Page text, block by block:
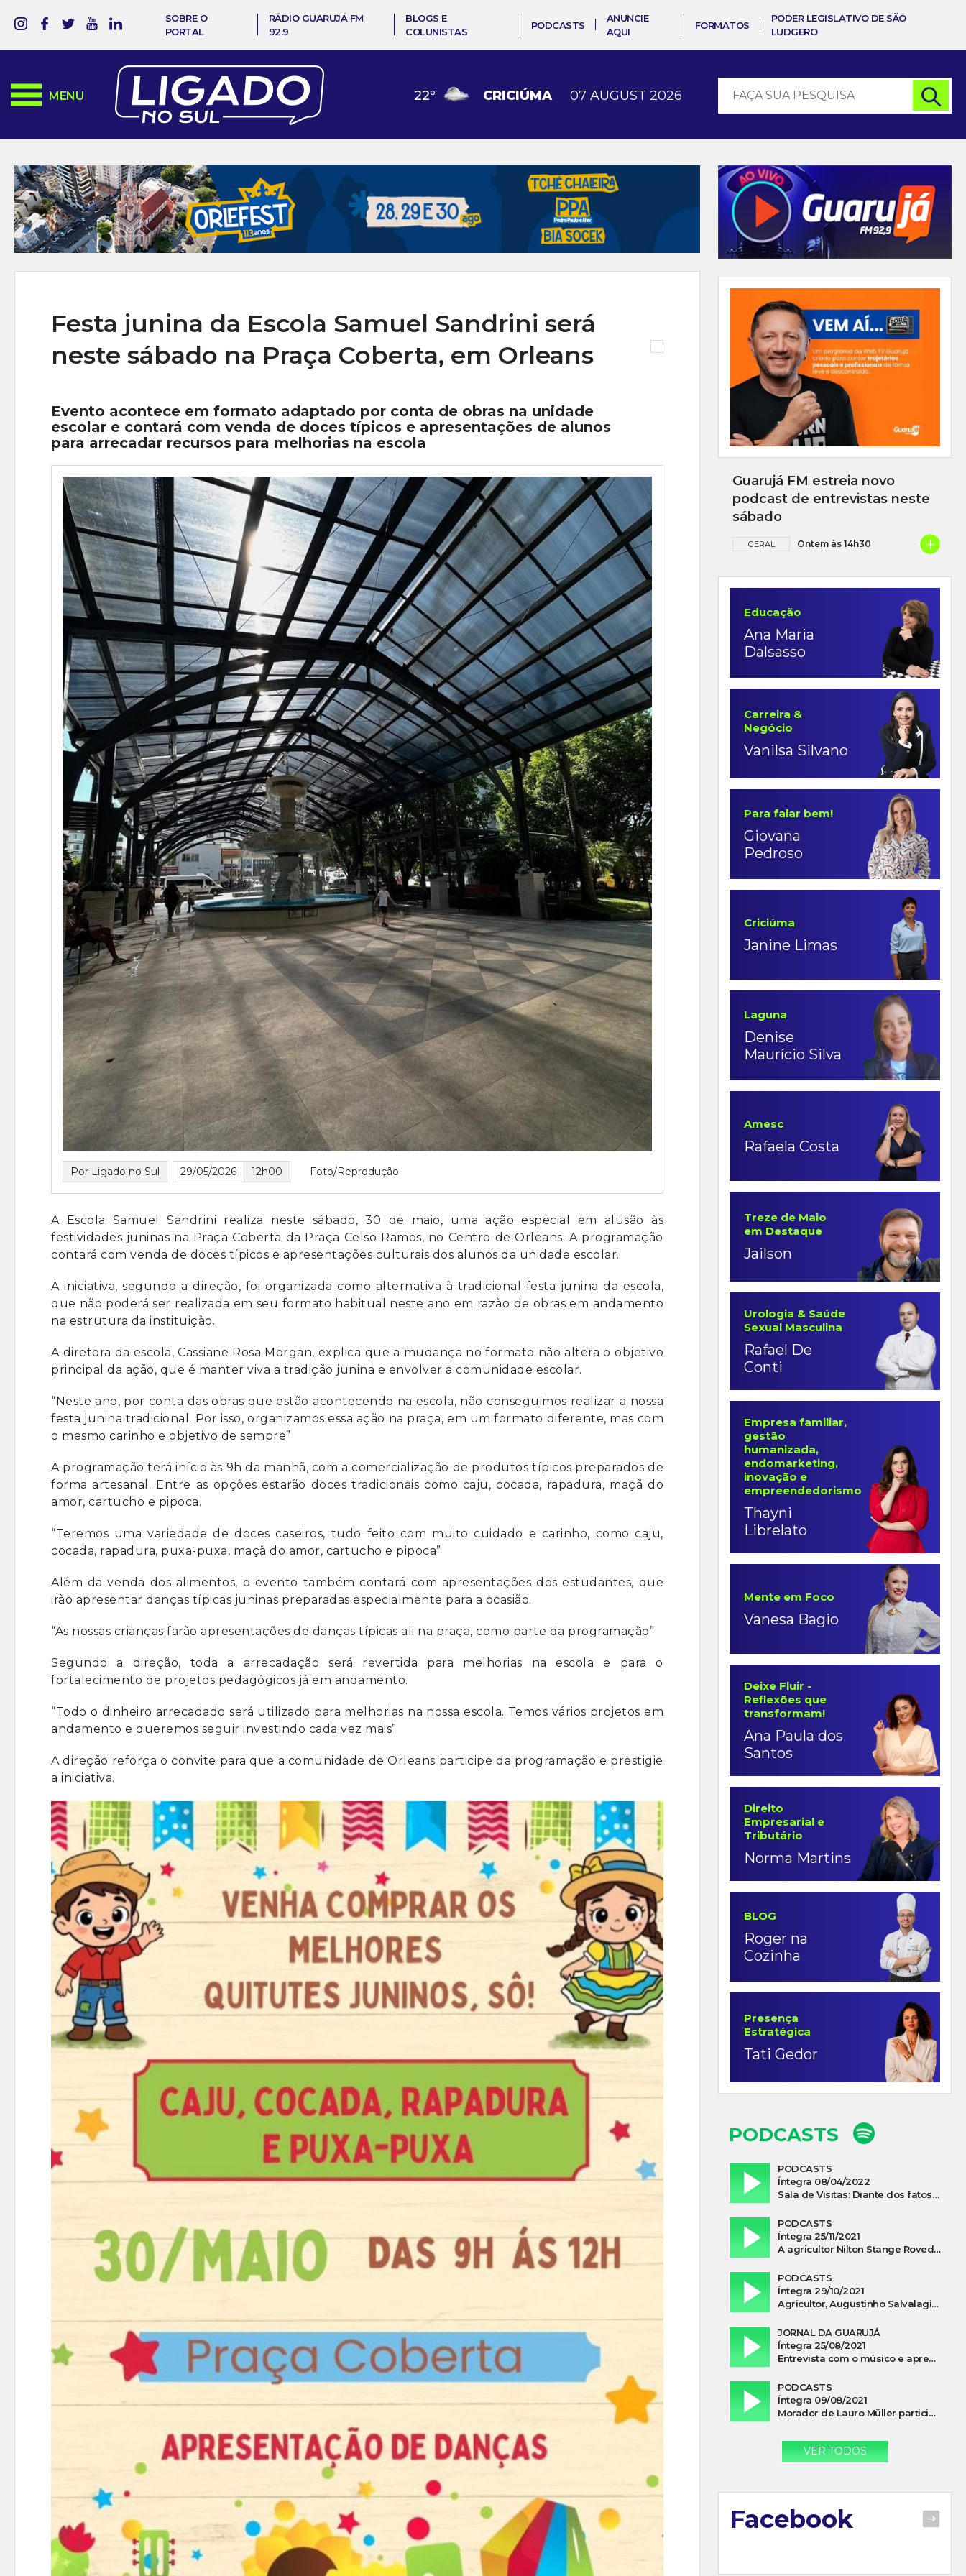
SOBRE O
PORTAL
RÁDIO GUARUJÁ FM
92.9
BLOGS E
COLUNISTAS
PODCASTS
ANUNCIE
AQUI
FORMATOS
PODER LEGISLATIVO DE SÃO
LUDGERO
MENU 22º CRICIÚMA 07 AUGUST 2026
Festa junina da Escola Samuel Sandrini será
neste sábado na Praça Coberta, em Orleans
Evento acontece em formato adaptado por conta de obras na unidade
escolar e contará com venda de doces típicos e apresentações de alunos
para arrecadar recursos para melhorias na escola
Por Ligado no Sul 29/05/2026 12h00 Foto/Reprodução
A Escola Samuel Sandrini realiza neste sábado, 30 de maio, uma ação especial em alusão às
festividades juninas na Praça Coberta da Praça Celso Ramos, no Centro de Orleans. A programação
contará com venda de doces típicos e apresentações culturais dos alunos da unidade escolar.
A iniciativa, segundo a direção, foi organizada como alternativa à tradicional festa junina da escola,
que não poderá ser realizada em seu formato habitual neste ano em razão de obras em andamento
na estrutura da instituição.
A diretora da escola, Cassiane Rosa Morgan, explica que a mudança no formato não altera o objetivo
principal da ação, que é manter viva a tradição junina e envolver a comunidade escolar.
“Neste ano, por conta das obras que estão acontecendo na escola, não conseguimos realizar a nossa
festa junina tradicional. Por isso, organizamos essa ação na praça, em um formato diferente, mas com
o mesmo carinho e objetivo de sempre”
A programação terá início às 9h da manhã, com a comercialização de produtos típicos preparados de
forma artesanal. Entre as opções estarão doces tradicionais como caju, cocada, rapadura, maçã do
amor, cartucho e pipoca.
“Teremos uma variedade de doces caseiros, tudo feito com muito cuidado e carinho, como caju,
cocada, rapadura, puxa-puxa, maçã do amor, cartucho e pipoca”
Além da venda dos alimentos, o evento também contará com apresentações dos estudantes, que
irão apresentar danças típicas juninas preparadas especialmente para a ocasião.
“As nossas crianças farão apresentações de danças típicas ali na praça, como parte da programação”
Segundo a direção, toda a arrecadação será revertida para melhorias na escola e para o
fortalecimento de projetos pedagógicos já em andamento.
“Todo o dinheiro arrecadado será utilizado para melhorias na nossa escola. Temos vários projetos em
andamento e queremos seguir investindo cada vez mais”
A direção reforça o convite para que a comunidade de Orleans participe da programação e prestigie
a iniciativa.
Guarujá FM estreia novo
podcast de entrevistas neste
sábado
GERAL Ontem às 14h30 +
Educação
Ana Maria
Dalsasso
Carreira &
Negócio
Vanilsa Silvano
Para falar bem!
Giovana
Pedroso
Criciúma
Janine Limas
Laguna
Denise
Maurício Silva
Amesc
Rafaela Costa
Treze de Maio
em Destaque
Jailson
Urologia & Saúde
Sexual Masculina
Rafael De
Conti
Empresa familiar,
gestão
humanizada,
endomarketing,
inovação e
empreendedorismo
Thayni
Librelato
Mente em Foco
Vanesa Bagio
Deixe Fluir -
Reflexões que
transformam!
Ana Paula dos
Santos
Direito
Empresarial e
Tributário
Norma Martins
BLOG
Roger na
Cozinha
Presença
Estratégica
Tati Gedor
PODCASTS
PODCASTS
Íntegra 08/04/2022
Sala de Visitas: Diante dos fatos que influenciam a economia o que podemos esperar de 2022
PODCASTS
Íntegra 25/11/2021
A agricultor Nilton Stange Roveda, afirma ter recebido ajuda espiritual durante acidente
PODCASTS
Íntegra 29/10/2021
Agricultor, Augustinho Salvalagio, relata sobre aparição do Cavaleiro Negro no Rio das Furnas
JORNAL DA GUARUJÁ
Íntegra 25/08/2021
Entrevista com o músico e apresentador, Lismael Ferrareis, no Cidade e Campo
PODCASTS
Íntegra 09/08/2021
Morador de Lauro Müller participa de motociata em apoio a Bolsonaro
VER TODOS
Facebook